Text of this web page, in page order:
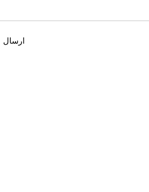
ارسال